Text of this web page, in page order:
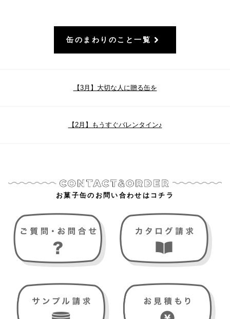
缶のまわりのこと一覧
【3月】大切な人に贈る缶を
【2月】もうすぐバレンタイン♪
お菓子缶のお問い合わせはコチラ